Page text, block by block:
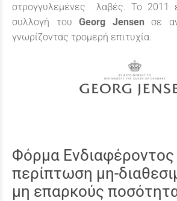
στρογγυλεμένες λαβές. Το 2011
συλλογή του Georg Jensen σε
γνωρίζοντας τρομερή επιτυχία.
Φόρμα Ενδιαφέροντος
περίπτωση μη-
μη επαρκούς